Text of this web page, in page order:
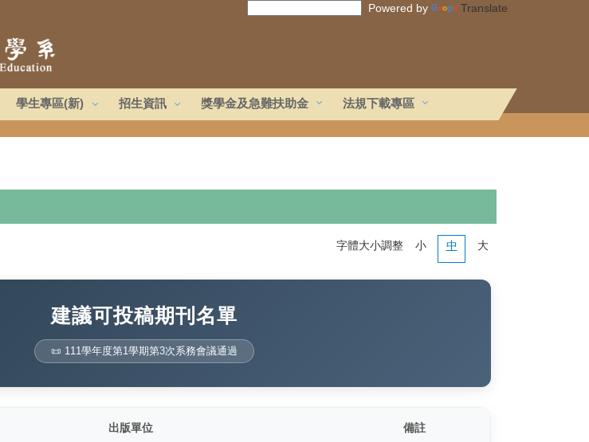
Powered by Translate
學生專區(新) 招生資訊 獎學金及急難扶助金 法規下載專區
字體大小調整 小 中 大
建議可投稿期刊名單
📜 111學年度第1學期第3次系務會議通過
出版單位 備註